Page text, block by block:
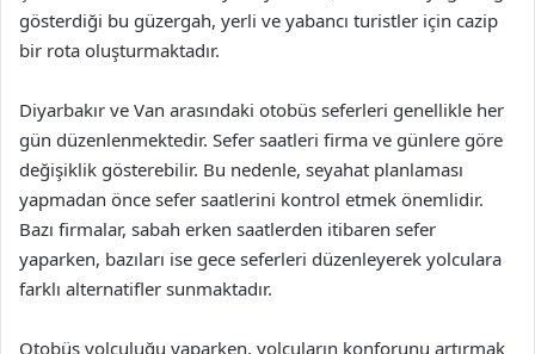
gösterdiği bu güzergah, yerli ve yabancı turistler için cazip
bir rota oluşturmaktadır.
Diyarbakır ve Van arasındaki otobüs seferleri genellikle her
gün düzenlenmektedir. Sefer saatleri firma ve günlere göre
değişiklik gösterebilir. Bu nedenle, seyahat planlaması
yapmadan önce sefer saatlerini kontrol etmek önemlidir.
Bazı firmalar, sabah erken saatlerden itibaren sefer
yaparken, bazıları ise gece seferleri düzenleyerek yolculara
farklı alternatifler sunmaktadır.
Otobüs yolculuğu yaparken, yolcuların konforunu artırmak